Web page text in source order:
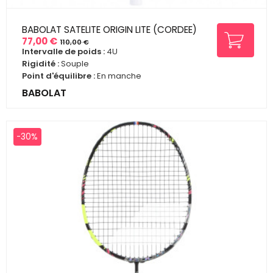
BABOLAT SATELITE ORIGIN LITE (CORDEE)
Prix
77,00 €
Prix
de
base
110,00 €
Intervalle de poids : 4U
Rigidité :Souple
Point d'équilibre :En manche
BABOLAT
-30%